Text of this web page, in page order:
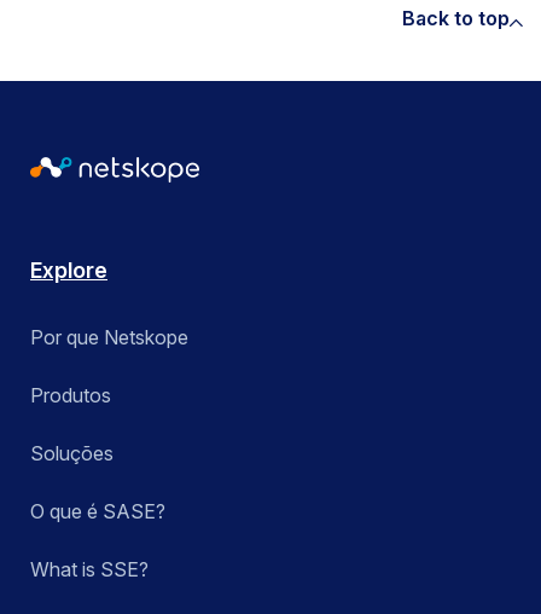
Back to top
Explore
Por que Netskope
Produtos
Soluções
O que é SASE?
What is SSE?